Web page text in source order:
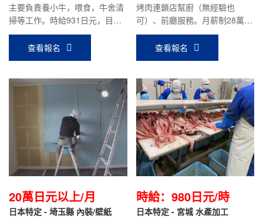
主要負責養小牛，喂食，牛舍清
掃等工作。時給931日元，目前
在職人員平均到手工資：18萬日
元左右。查看報名
烤肉連鎖店幫廚（無經驗也
可）、前廳服務。月薪制28萬日
元，工作優秀者可隨時漲薪，在
職前輩月薪30萬日元以上。
查看報名
20萬日元以上/月
日本特定 - 埼玉縣 內裝/壁紙
時給：980日元/時
日本特定 - 宮城 水產加工